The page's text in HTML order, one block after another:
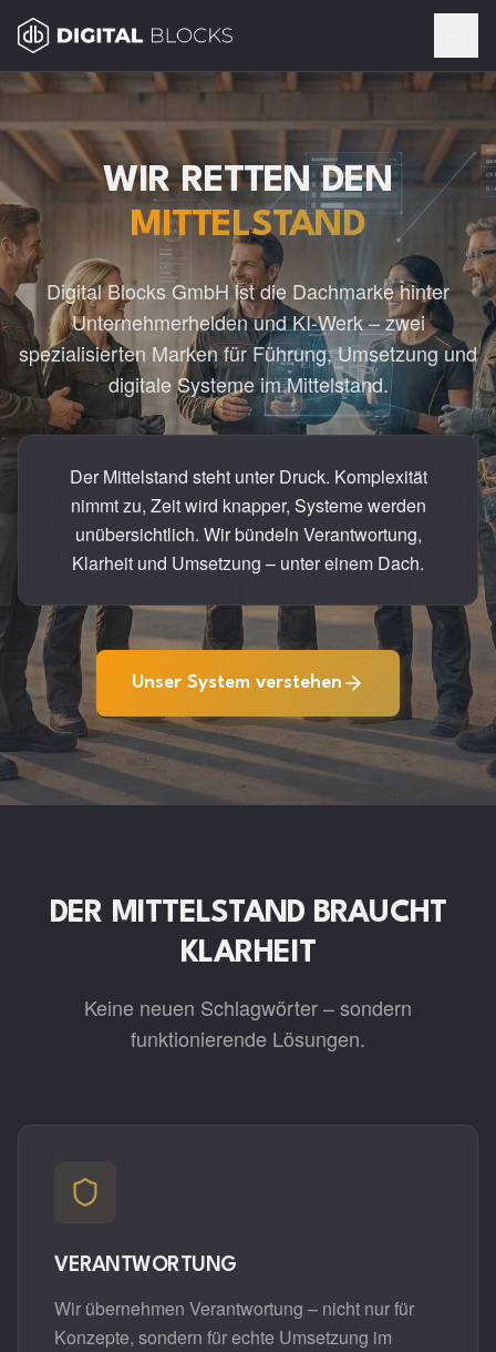
WIR RETTEN DEN
MITTELSTAND
Digital Blocks GmbH ist die Dachmarke hinter
Unternehmerhelden und KI-Werk – zwei
spezialisierten Marken für Führung, Umsetzung und
digitale Systeme im Mittelstand.
Der Mittelstand steht unter Druck. Komplexität
nimmt zu, Zeit wird knapper, Systeme werden
unübersichtlich. Wir bündeln Verantwortung,
Klarheit und Umsetzung – unter einem Dach.
Unser System verstehen
DER MITTELSTAND BRAUCHT
KLARHEIT
Keine neuen Schlagwörter – sondern
funktionierende Lösungen.
VERANTWORTUNG
Wir übernehmen Verantwortung – nicht nur für
Konzepte, sondern für echte Umsetzung im